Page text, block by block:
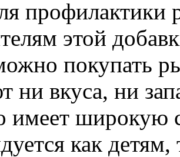
профилактики
этой
покупать
ни вкуса, ни
имеет широкую
как